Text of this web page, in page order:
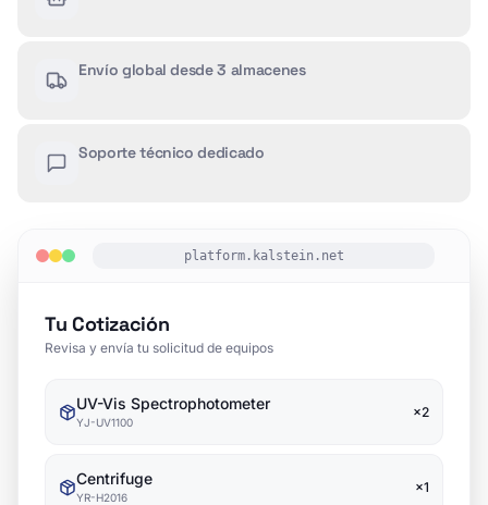
Envío global desde 3 almacenes
Soporte técnico dedicado
platform.kalstein.net
Tu Cotización
Revisa y envía tu solicitud de equipos
UV-Vis Spectrophotometer
YJ-UV1100
×2
Centrifuge
YR-H2016
×1